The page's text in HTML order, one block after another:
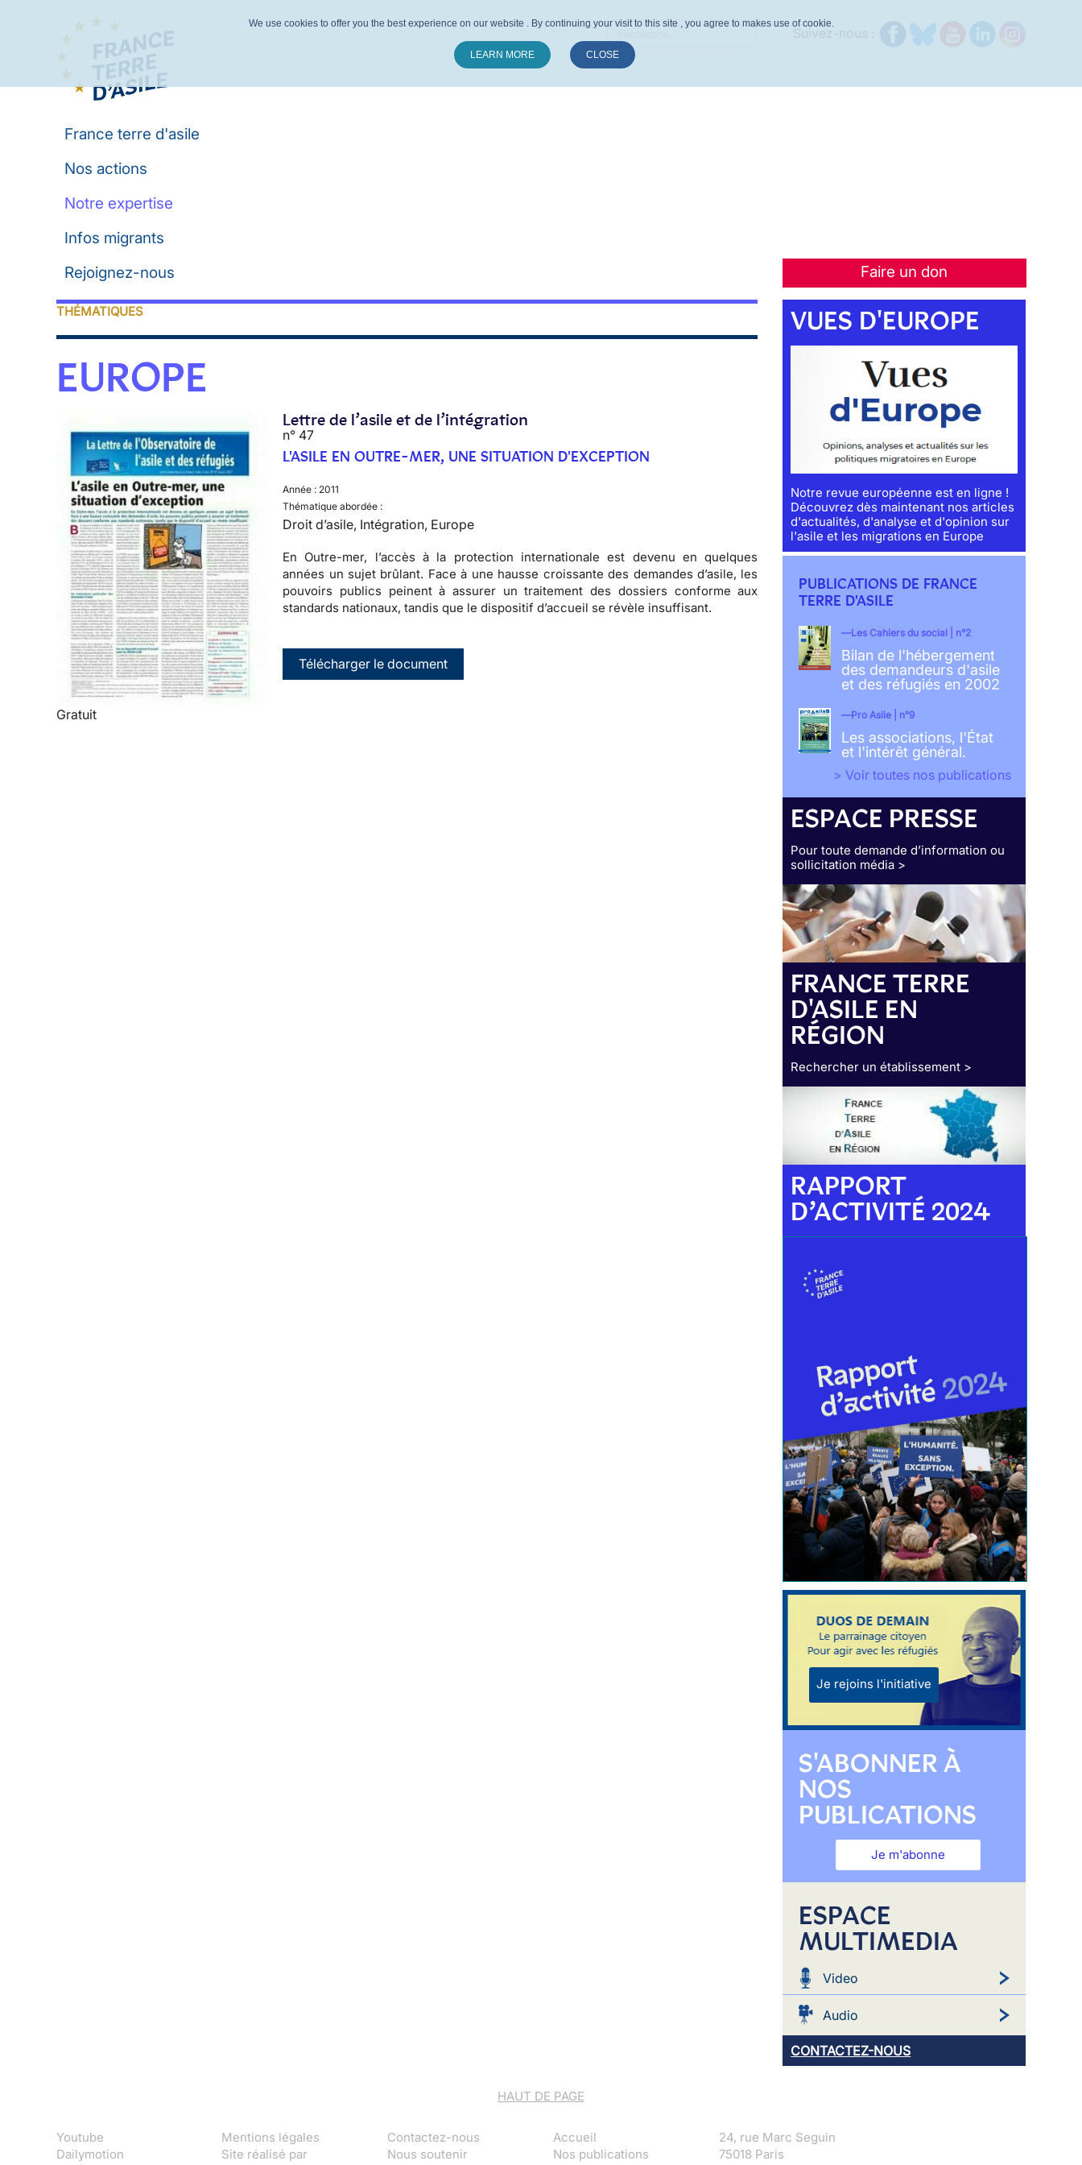
France terre d'asile
Nos actions
Notre expertise
Infos migrants
Faire un don
Rejoignez-nous
THÉMATIQUES
EUROPE
Gratuit
Lettre de l’asile et de l’intégration
n° 47
L'ASILE EN OUTRE-MER, UNE SITUATION D'EXCEPTION
Année : 2011
Thématique abordée :
Droit d’asile, Intégration, Europe
En Outre-mer, l’accès à la protection internationale est devenu en quelques
années un sujet brûlant. Face à une hausse croissante des demandes d’asile, les
pouvoirs publics peinent à assurer un traitement des dossiers conforme aux
standards nationaux, tandis que le dispositif d’accueil se révèle insuffisant.
Télécharger le document
VUES D'EUROPE
Notre revue européenne est en ligne !
Découvrez dès maintenant nos articles
d'actualités, d'analyse et d'opinion sur
l'asile et les migrations en Europe
PUBLICATIONS DE FRANCE
TERRE D'ASILE
Les Cahiers du social | n°2
Bilan de l'hébergement
des demandeurs d'asile
et des réfugiés en 2002
Pro Asile | n°9
Les associations, l'État
et l'intérêt général.
> Voir toutes nos publications
ESPACE PRESSE
Pour toute demande d’information ou
sollicitation média >
FRANCE TERRE
D'ASILE EN
RÉGION
Rechercher un établissement >
RAPPORT
D’ACTIVITÉ 2024
Je rejoins l'initiative
S'ABONNER À
NOS
PUBLICATIONS
Je m'abonne
ESPACE
MULTIMEDIA
Video
Audio
CONTACTEZ-NOUS
HAUT DE PAGE
Youtube
Dailymotion
Mentions légales
Site réalisé par
Contactez-nous
Nous soutenir
Accueil
Nos publications
24, rue Marc Seguin
75018 Paris
We use cookies to offer you the best experience on our website . By continuing your visit to this site , you agree to makes use of cookie.
LEARN MORE CLOSE